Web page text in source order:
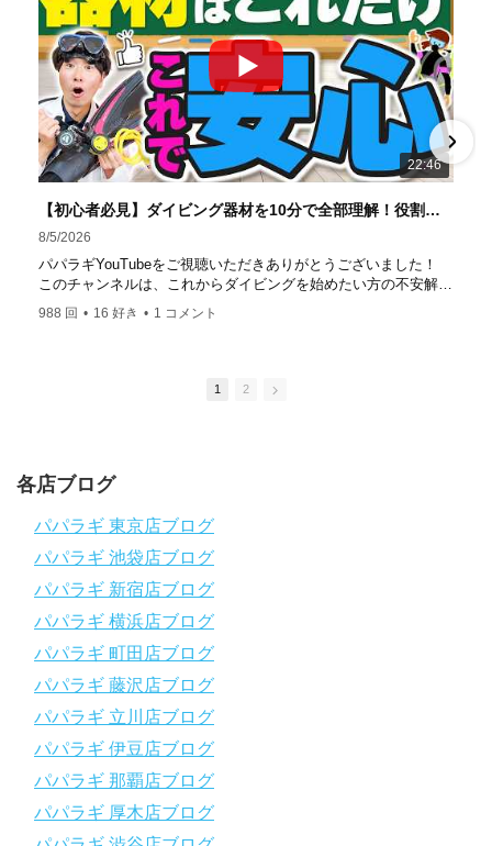
で！】 年間ファンダイブ開催数は1,000本を超え、初心者の
方でも安心して潜れるような初心者向けツアーを毎週開催
中！ 2021年マリンダイビング大賞
「講習が上手なダ
イビングスクール」部門
「教え方がうまいインストラク
ター」部門
「国内ダイビングサービス伊豆半島エリア」
部門
「国内ダイビングガイド伊豆半島エリア」部門 4冠
達成！ ――――――――――――――――― パパラギダイ
ビングスクール 本店 神奈川県 藤沢市 南藤沢10-4
はコチラ
https://www.papalagi.co.jp/staticpages/index.php/work
22:46
【初心者必見】ダイビング器材を10分で全部理解！役割・使い方をやさしく解説
8/5/2026
パパラギYouTubeをご視聴いただきありがとうございました！
このチャンネルは、これからダイビングを始めたい方の不安解消
や悩みごとを解消するためのチャンネルです
ひとりでも多くの方に、素敵なダイビングライフを送っていただ
ダイビングのこんな情報を知りたいなどありましたらコメントを
～～～～～～～～～～～～～～～～～～～～～～～～～～～～
1986年創業！国内最大規模のスキューバダイビングスクール。
徹底した安全管理と、国内トップクラスの初心者ダイビングライ
センス認定実績。
～～～～～～～～～～～～～～～～～～～～～～～～～～～～
【スマホで見れるWebマニュアル！】
パパラギ公式LINEにご登録の上、メニューから「動画資料」を
タップ！
↓↓↓↓↓↓こちら
↓↓↓↓↓↓
https://www.papalagi.co.jp/lp/line_registration/.
＿＿＿＿＿＿＿＿＿＿＿＿＿＿＿＿＿＿＿＿＿＿＿＿＿＿＿＿
https://www.papalagi.co.jp/lp/line_registration/.
YouTubeで言えない話をこっそり配信
988 回 • 16 好き • 1 コメント
1 2
各店ブログ
パパラギ 東京店ブログ
パパラギ 池袋店ブログ
パパラギ 新宿店ブログ
パパラギ 横浜店ブログ
パパラギ 町田店ブログ
パパラギ 藤沢店ブログ
パパラギ 立川店ブログ
パパラギ 伊豆店ブログ
パパラギ 那覇店ブログ
パパラギ 厚木店ブログ